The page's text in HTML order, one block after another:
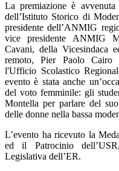
La premiazione è
dell’Istituto Storico di
presidente dell’ANMIG
vice presidente ANMIG
Cavani, della Vicesindaca
remoto, Pier Paolo Cairo
l'Ufficio Scolastico
evento è stata anche
del voto femminile: gli
Montella per parlare del
delle donne nella bassa
L’evento ha ricevuto la
ed il Patrocinio
Legislativa dell’ER.